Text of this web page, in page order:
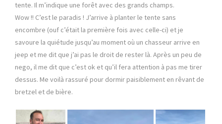
tente. Il m’indique une forêt avec des grands champs.
Wow !! C’est le paradis ! J’arrive à planter le tente sans
encombre (ouf c’était la première fois avec celle-ci) et je
savoure la quiétude jusqu’au moment où un chasseur arrive en
jeep et me dit que j’ai pas le droit de rester là. Après un peu de
nego, il me dit que c’est ok et qu’il fera attention à pas me tirer
dessus. Me voilà rassuré pour dormir paisiblement en rêvant de
bretzel et de bière.